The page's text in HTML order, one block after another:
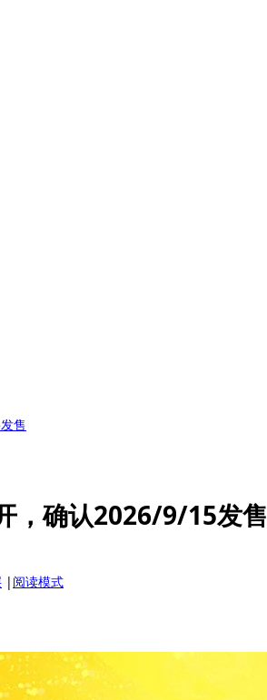
售
，确认2026/9/15发售
| 阅读模式